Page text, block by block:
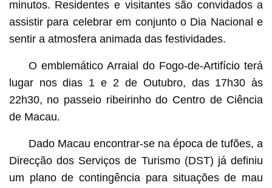
minutos. Residentes e visitantes são convidados a
assistir para celebrar em conjunto o Dia Nacional e
sentir a atmosfera animada das festividades.
O emblemático Arraial do Fogo-de-Artifício terá
lugar nos dias 1 e 2 de Outubro, das 17h30 às
22h30, no passeio ribeirinho do Centro de Ciência
de Macau.
Dado Macau encontrar-se na época de tufões, a
Direcção dos Serviços de Turismo (DST) já definiu
um plano de contingência para situações de mau